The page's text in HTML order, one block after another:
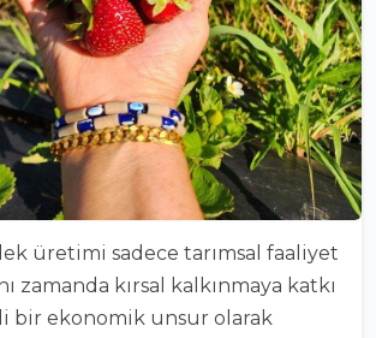
üretimi sadece tarımsal faaliyet
zamanda kırsal kalkınmaya katkı
bir ekonomik unsur olarak